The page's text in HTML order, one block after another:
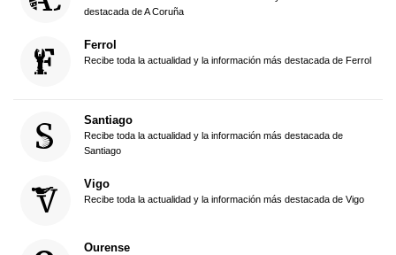
destacada de A Coruña
Ferrol
Recibe toda la actualidad y la información más destacada de Ferrol
Santiago
Recibe toda la actualidad y la información más destacada de
Santiago
Vigo
Recibe toda la actualidad y la información más destacada de Vigo
Ourense